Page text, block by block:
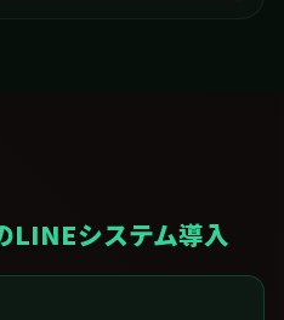
LINEシステム導入